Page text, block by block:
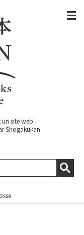
un site web
Shogakukan